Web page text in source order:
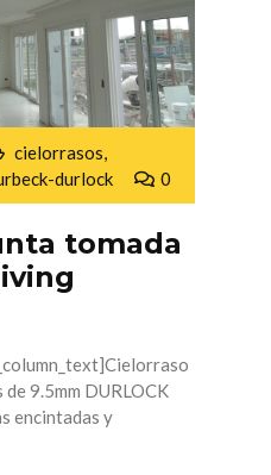
cielorrasos,
durlock 0
tomada
9.5mm DURLOCK
encintadas y